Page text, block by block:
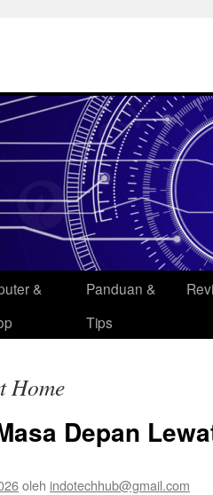
&
Panduan &
Tips
Home
Depan
oleh indotechhub@gmail.com